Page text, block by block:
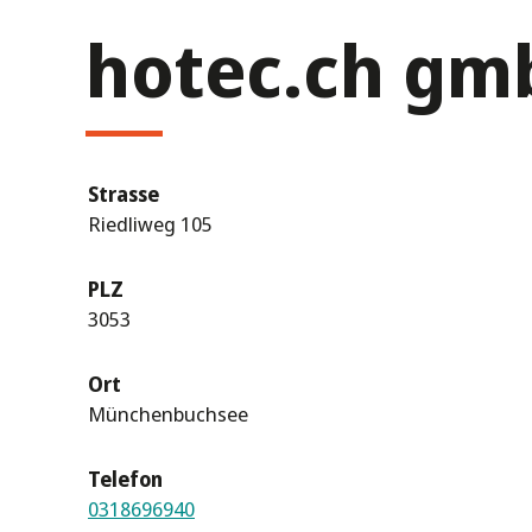
hotec.ch
Strasse
Riedliweg 105
PLZ
3053
Ort
Münchenbuchsee
Telefon
0318696940